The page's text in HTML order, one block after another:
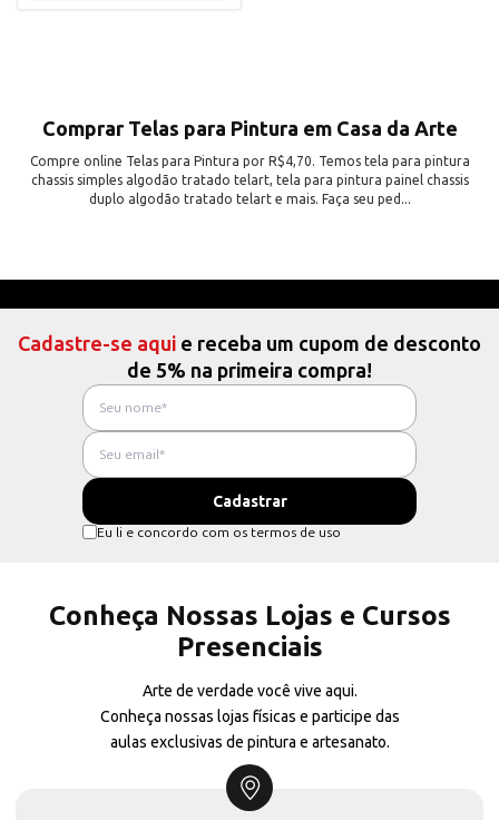
Comprar Telas para Pintura em Casa da Arte
Compre online Telas para Pintura por R$4,70. Temos tela para pintura
chassis simples algodão tratado telart, tela para pintura painel chassis
duplo algodão tratado telart e mais. Faça seu ped...
Cadastre-se aqui e receba um cupom de desconto
de 5% na primeira compra!
Eu li e concordo com os termos de uso
Conheça Nossas Lojas e Cursos
Presenciais
Arte de verdade você vive aqui.
Conheça nossas lojas físicas e participe das
aulas exclusivas de pintura e artesanato.